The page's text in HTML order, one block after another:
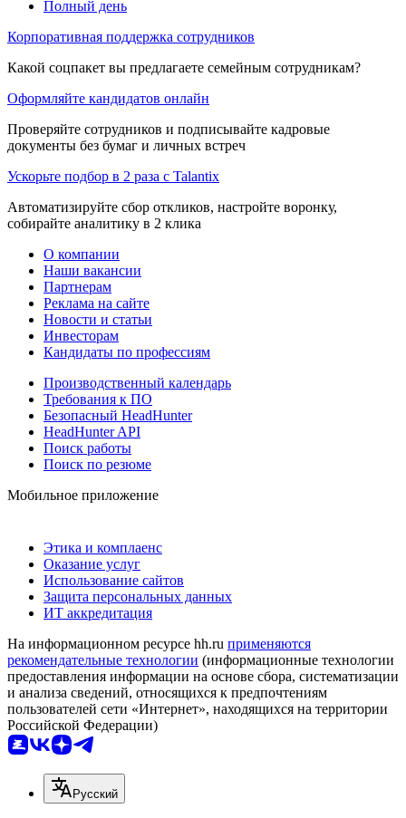
Полный день
Корпоративная поддержка сотрудников
Какой соцпакет вы предлагаете семейным сотрудникам?
Оформляйте кандидатов онлайн
Проверяйте сотрудников и подписывайте кадровые
документы без бумаг и личных встреч
Ускорьте подбор в 2 раза с Talantix
Автоматизируйте сбор откликов, настройте воронку,
собирайте аналитику в 2 клика
О компании
Наши вакансии
Партнерам
Реклама на сайте
Новости и статьи
Инвесторам
Кандидаты по профессиям
Производственный календарь
Требования к ПО
Безопасный HeadHunter
HeadHunter API
Поиск работы
Поиск по резюме
Мобильное приложение
Этика и комплаенс
Оказание услуг
Использование сайтов
Защита персональных данных
ИТ аккредитация
На информационном ресурсе hh.ru применяются
рекомендательные технологии (информационные технологии
предоставления информации на основе сбора, систематизации
и анализа сведений, относящихся к предпочтениям
пользователей сети «Интернет», находящихся на территории
Российской Федерации)
Русский